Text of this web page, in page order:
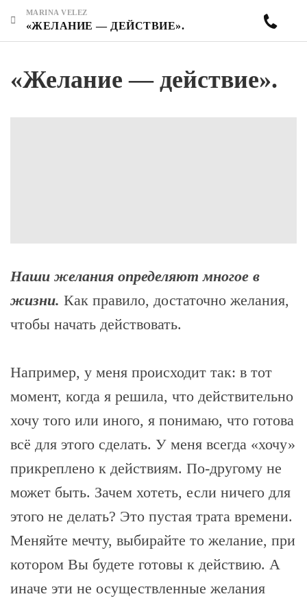
MARINA VELEZ
«ЖЕЛАНИЕ — ДЕЙСТВИЕ».
«Желание — действие».
Наши желания определяют многое в
жизни. Как правило, достаточно желания,
чтобы начать действовать.
Например, у меня происходит так: в тот
момент, когда я решила, что действительно
хочу того или иного, я понимаю, что готова
всё для этого сделать. У меня всегда «хочу»
прикреплено к действиям. По-другому не
может быть. Зачем хотеть, если ничего для
этого не делать? Это пустая трата времени.
Меняйте мечту, выбирайте то желание, при
котором Вы будете готовы к действию. А
иначе эти не осуществленные желания